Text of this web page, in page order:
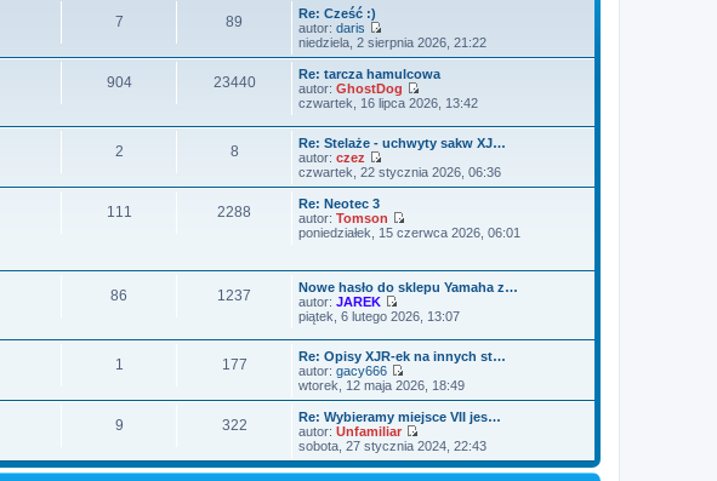
7 89
Re: Cześć :)
autor: daris
W
y
ś
w
i
e
t
l
a
j
o
w
y
p
o
s
niedziela, 2 sierpnia 2026, 21:22
904 23440
Re: tarcza hamulcowa
autor: GhostDog
W
ś
w
e
t
a
o
w
z
o
t
czwartek, 16 lipca 2026, 13:42
2 8
Re: Stelaże - uchwyty sakw XJ…
autor: czez
W
y
w
i
e
l
n
a
j
o
w
s
z
y
p
o
s
t
czwartek, 22 stycznia 2026, 06:36
111 2288
Re: Neotec 3
autor: Tomson
W
w
t
a
n
o
w
s
z
y
p
poniedziałek, 15 czerwca 2026, 06:01
86 1237
Nowe hasło do sklepu Yamaha z…
autor: JAREK
W
ś
w
i
e
t
l
n
a
j
n
piątek, 6 lutego 2026, 13:07
1 177
Re: Opisy XJR-ek na innych st…
autor: gacy666
W
y
ś
w
i
e
t
wtorek, 12 maja 2026, 18:49
9 322
Re: Wybieramy miejsce VII jes…
autor: Unfamiliar
W
y
ś
sobota, 27 stycznia 2024, 22:43